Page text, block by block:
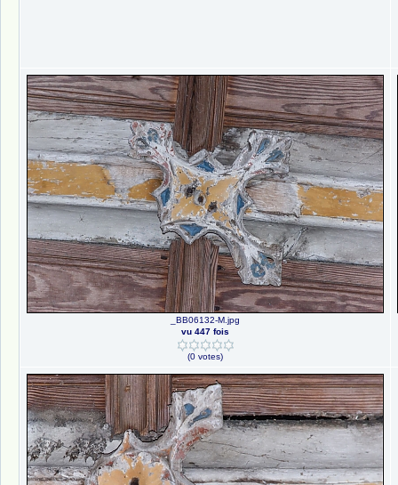
_BB06132-M.jpg
vu 447 fois
(0 votes)